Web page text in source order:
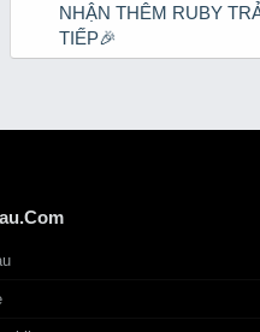
NHẬN THÊM RUBY
TIẾP🎉